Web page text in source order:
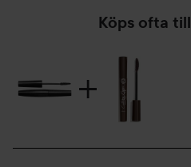
Köps ofta